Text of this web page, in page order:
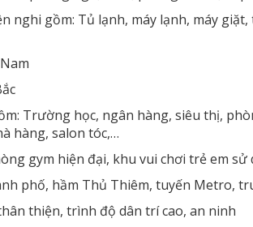
nghi gồm: Tủ lạnh, máy lạnh, máy
Trường học, ngân hàng, siêu thị,
hàng, salon tóc,…
gym hiện đại, khu vui chơi trẻ em sử
phố, hầm Thủ Thiêm, tuyến Metro,
thiện, trình độ dân trí cao, an ninh